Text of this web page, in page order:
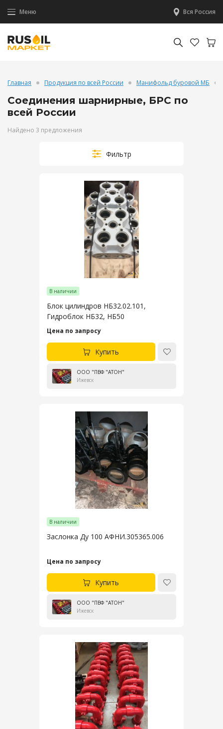
Меню Вся Россия
Главная Продукция по всей России Манифольд буровой МБ
Соединения шарнирные, БРС по
всей России
Найдено 3 предложения
Фильтр
В наличии
Блок цилиндров НБ32.02.101,
Гидроблок НБ32, НБ50
Цена по запросу
Купить
ООО "ПВФ "АТОН"
Ижевск
В наличии
Заслонка Ду 100 АФНИ.305365.006
Цена по запросу
Купить
ООО "ПВФ "АТОН"
Ижевск